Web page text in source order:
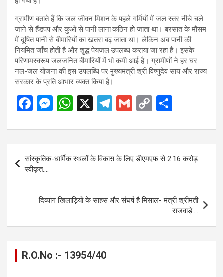
ग्रामीण बताते हैं कि जल जीवन मिशन के पहले गर्मियों में जल स्तर नीचे चले
जाने से हैंडपंप और कुओं से पानी लाना कठिन हो जाता था। बरसात के मौसम
में दूषित पानी से बीमारियों का खतरा बढ़ जाता था। लेकिन अब पानी की
नियमित जाँच होती है और शुद्ध पेयजल उपलब्ध कराया जा रहा है। इसके
परिणामस्वरूप जलजनित बीमारियों में भी कमी आई है। ग्रामीणों ने हर घर
नल-जल योजना की इस उपलब्धि पर मुख्यमंत्री श्री विष्णुदेव साय और राज्य
सरकार के प्रति आभार व्यक्त किया है।
F
ce
b
o
o
k
M
se
n
g
er
W
at
A
p
p
X
T
e
gr
a
m
G
ail
C
py
Li
n
k
ar
e
Post
navigation
सांस्कृतिक-धार्मिक स्थलों के विकास के लिए डीएमएफ से 2.16 करोड़
स्वीकृत….
दिव्यांग खिलाड़ियों के साहस और संघर्ष है मिसाल- मंत्री श्रीमती
राजवाड़े….
R.O.No :- 13954/40